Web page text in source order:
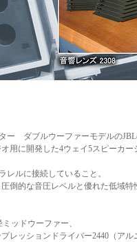
ー ダブルウーファーモデルの
用に開発した4ウェイ5スピーカー
レルに接続していること。
倒的な音圧レベルと優れた低域特
ッドウーファー、
レッションドライバー2440（アル